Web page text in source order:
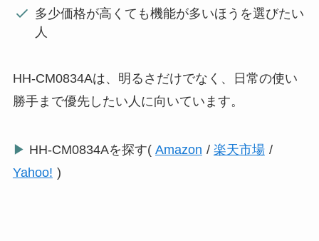
多少価格が高くても機能が多いほうを選びたい
人
HH-CM0834Aは、明るさだけでなく、日常の使い
勝手まで優先したい人に向いています。
▶ HH-CM0834Aを探す( Amazon / 楽天市場 /
Yahoo! )